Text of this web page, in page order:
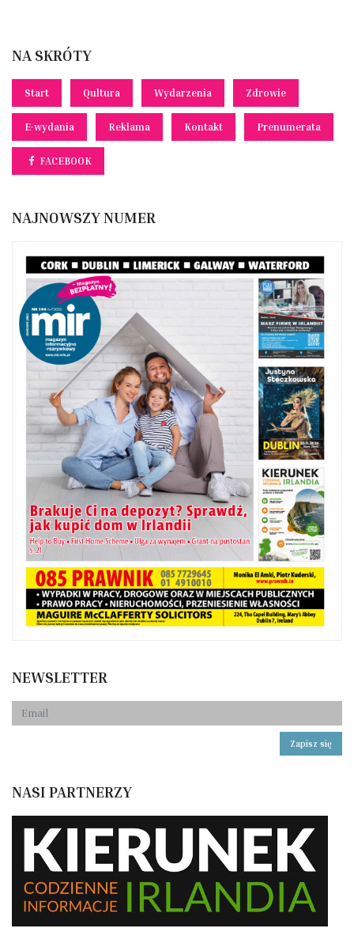
NA SKRÓTY
Start Qultura Wydarzenia Zdrowie
E-wydania Reklama Kontakt Prenumerata
FACEBOOK
NAJNOWSZY NUMER
NEWSLETTER
Zapisz się
NASI PARTNERZY